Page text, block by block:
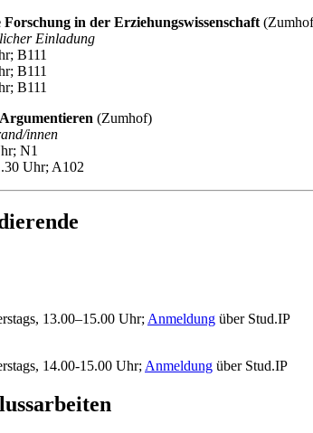
Forschung in der Erziehungswissenschaft
Einladung
B111
B111
B111
(Zumhof)
innen
N1
Uhr; A102
13.00–15.00 Uhr; Anmeldung über Stud.IP
14.00-15.00 Uhr; Anmeldung über Stud.IP